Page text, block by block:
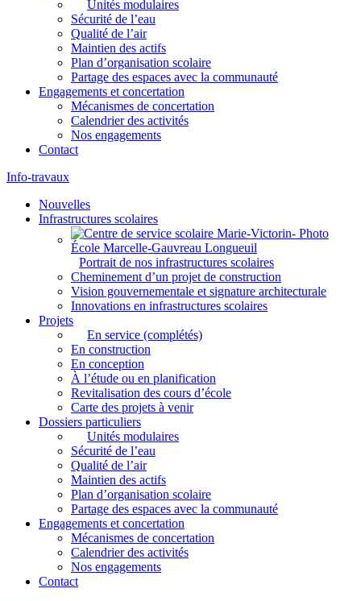
Unités modulaires
Sécurité de l’eau
Qualité de l’air
Maintien des actifs
Plan d’organisation scolaire
Partage des espaces avec la communauté
Engagements et concertation
Mécanismes de concertation
Calendrier des activités
Nos engagements
Contact
Info-travaux
Nouvelles
Infrastructures scolaires
Portrait de nos infrastructures scolaires
Cheminement d’un projet de construction
Vision gouvernementale et signature architecturale
Innovations en infrastructures scolaires
Projets
En service (complétés)
En construction
En conception
À l’étude ou en planification
Revitalisation des cours d’école
Carte des projets à venir
Dossiers particuliers
Unités modulaires
Sécurité de l’eau
Qualité de l’air
Maintien des actifs
Plan d’organisation scolaire
Partage des espaces avec la communauté
Engagements et concertation
Mécanismes de concertation
Calendrier des activités
Nos engagements
Contact